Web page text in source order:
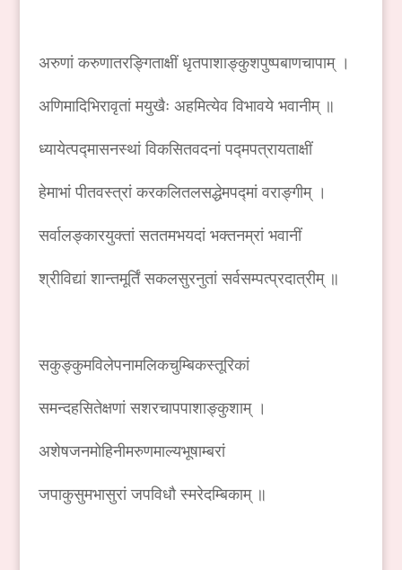
अरुणां करुणातरङ्गिताक्षीं धृतपाशाङ्कुशपुष्पबाणचापाम् ।
अणिमादिभिरावृतां मयुखैः अहमित्येव विभावये भवानीम् ॥
ध्यायेत्पद्मासनस्थां विकसितवदनां पद्मपत्रायताक्षीं
हेमाभां पीतवस्त्रां करकलितलसद्धेमपद्मां वराङ्गीम् ।
सर्वालङ्कारयुक्तां सततमभयदां भक्तनम्रां भवानीं
श्रीविद्यां शान्तमूर्तिं सकलसुरनुतां सर्वसम्पत्प्रदात्रीम् ॥
सकुङ्कुमविलेपनामलिकचुम्बिकस्तूरिकां
समन्दहसितेक्षणां सशरचापपाशाङ्कुशाम् ।
अशेषजनमोहिनीमरुणमाल्यभूषाम्बरां
जपाकुसुमभासुरां जपविधौ स्मरेदम्बिकाम् ॥